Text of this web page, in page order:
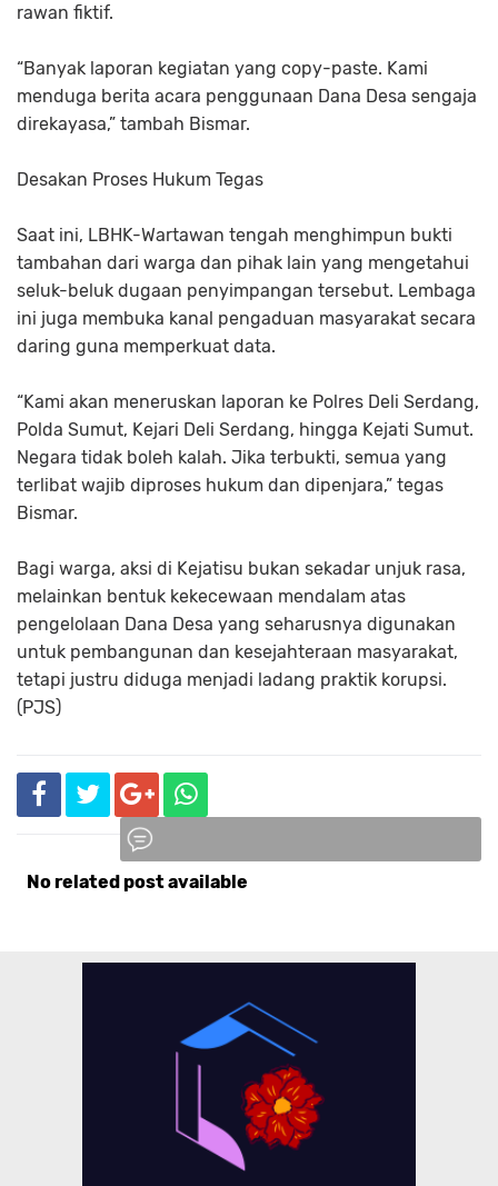
rawan fiktif.
“Banyak laporan kegiatan yang copy-paste. Kami
menduga berita acara penggunaan Dana Desa sengaja
direkayasa,” tambah Bismar.
Desakan Proses Hukum Tegas
Saat ini, LBHK-Wartawan tengah menghimpun bukti
tambahan dari warga dan pihak lain yang mengetahui
seluk-beluk dugaan penyimpangan tersebut. Lembaga
ini juga membuka kanal pengaduan masyarakat secara
daring guna memperkuat data.
“Kami akan meneruskan laporan ke Polres Deli Serdang,
Polda Sumut, Kejari Deli Serdang, hingga Kejati Sumut.
Negara tidak boleh kalah. Jika terbukti, semua yang
terlibat wajib diproses hukum dan dipenjara,” tegas
Bismar.
Bagi warga, aksi di Kejatisu bukan sekadar unjuk rasa,
melainkan bentuk kekecewaan mendalam atas
pengelolaan Dana Desa yang seharusnya digunakan
untuk pembangunan dan kesejahteraan masyarakat,
tetapi justru diduga menjadi ladang praktik korupsi.
(PJS)
No related post available